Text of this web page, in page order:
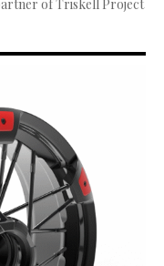
of Triskell Project